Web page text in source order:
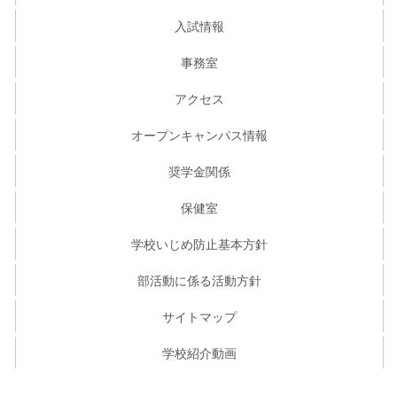
入試情報
事務室
アクセス
オープンキャンパス情報
奨学金関係
保健室
学校いじめ防止基本方針
部活動に係る活動方針
サイトマップ
学校紹介動画